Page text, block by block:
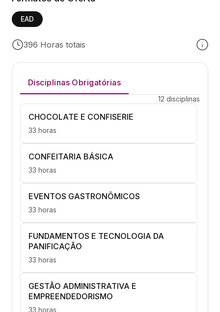
EAD
396 Horas totais
Disciplinas Obrigatórias
12 disciplinas
CHOCOLATE E CONFISERIE
33 horas
CONFEITARIA BÁSICA
33 horas
EVENTOS GASTRONÔMICOS
33 horas
FUNDAMENTOS E TECNOLOGIA DA
PANIFICAÇÃO
33 horas
GESTÃO ADMINISTRATIVA E
EMPREENDEDORISMO
33 horas